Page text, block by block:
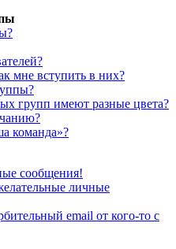
мне вступить в них?
групп имеют разные цвета?
команда»?
сообщения!
личные
email от кого-то с